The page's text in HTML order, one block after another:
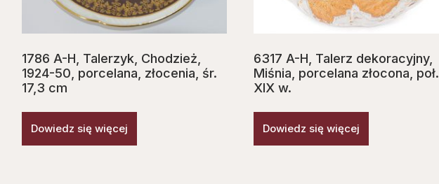
1786 A-H, Talerzyk, Chodzież,
1924-50, porcelana, złocenia, śr.
17,3 cm
Dowiedz się więcej
6317 A-H, Talerz dekoracyjny,
Miśnia, porcelana złocona, poł.
XIX w.
Dowiedz się więcej